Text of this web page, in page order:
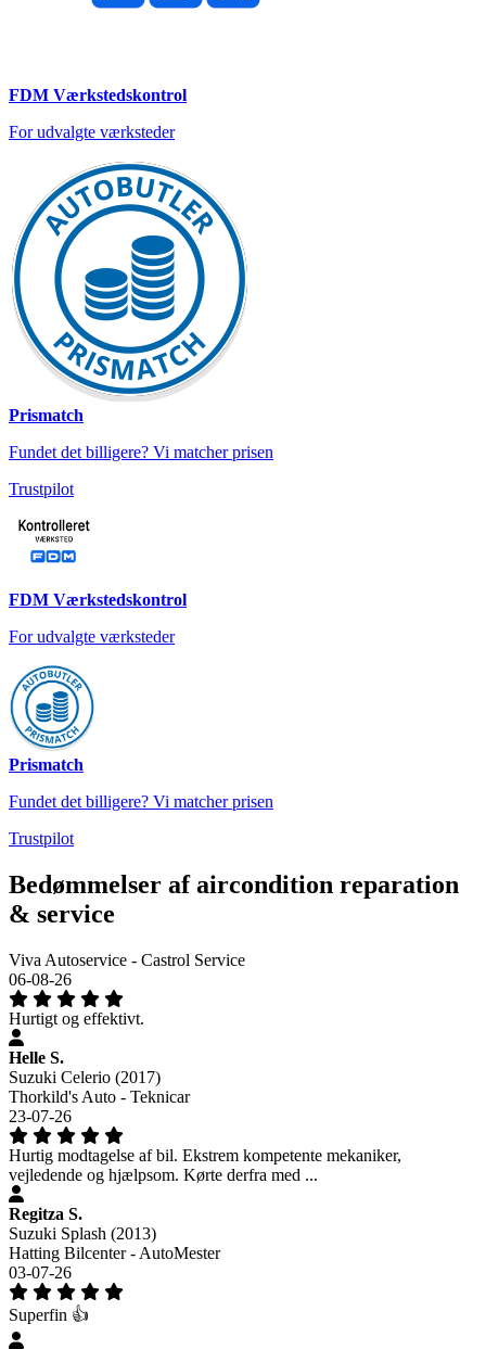
FDM Værkstedskontrol
For udvalgte værksteder
Prismatch
Fundet det billigere? Vi matcher prisen
Trustpilot
FDM Værkstedskontrol
For udvalgte værksteder
Prismatch
Fundet det billigere? Vi matcher prisen
Trustpilot
Bedømmelser af aircondition reparation
& service
Viva Autoservice - Castrol Service
06-08-26
Hurtigt og effektivt.
Helle S.
Suzuki Celerio (2017)
Thorkild's Auto - Teknicar
23-07-26
Hurtig modtagelse af bil. Ekstrem kompetente mekaniker,
vejledende og hjælpsom. Kørte derfra med ...
Regitza S.
Suzuki Splash (2013)
Hatting Bilcenter - AutoMester
03-07-26
Superfin 👍